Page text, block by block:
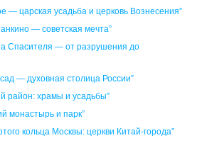
— царская усадьба и церковь Вознесения”
— советская мечта”
Спасителя — от разрушения до
— духовная столица России”
район: храмы и усадьбы”
монастырь и парк”
кольца Москвы: церкви Китай-города”